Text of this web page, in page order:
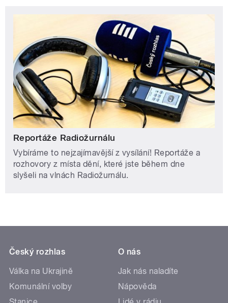
Reportáže Radiožurnálu
Vybíráme to nejzajímavější z vysílání! Reportáže a
rozhovory z místa dění, které jste během dne
slyšeli na vlnách Radiožurnálu.
Český rozhlas
Válka na Ukrajině
Komunální volby
O nás
Jak nás naladíte
Nápověda